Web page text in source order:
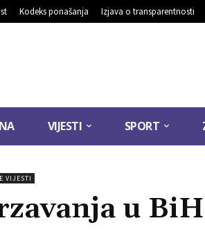
Kodeks ponašanja Izjava o transparentnosti
VIJESTI SPORT
VIJESTI
u